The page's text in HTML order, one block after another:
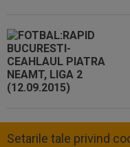
Setarile tale privind